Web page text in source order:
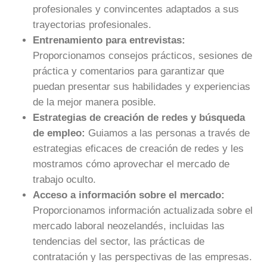
profesionales y convincentes adaptados a sus
trayectorias profesionales.
Entrenamiento para entrevistas:
Proporcionamos consejos prácticos, sesiones de
práctica y comentarios para garantizar que
puedan presentar sus habilidades y experiencias
de la mejor manera posible.
Estrategias de creación de redes y búsqueda
de empleo: Guiamos a las personas a través de
estrategias eficaces de creación de redes y les
mostramos cómo aprovechar el mercado de
trabajo oculto.
Acceso a información sobre el mercado:
Proporcionamos información actualizada sobre el
mercado laboral neozelandés, incluidas las
tendencias del sector, las prácticas de
contratación y las perspectivas de las empresas.